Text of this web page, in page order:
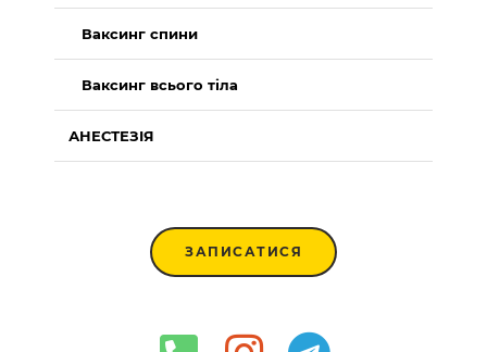
Ваксинг спини
Ваксинг всього тіла
АНЕСТЕЗІЯ
ЗАПИСАТИСЯ